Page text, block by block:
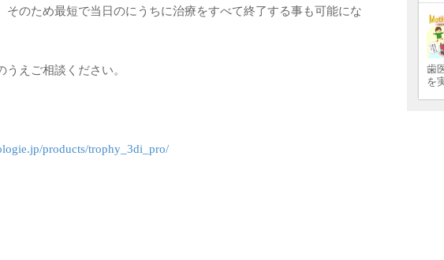
そのため最短で当日のにうちに治療をすべて終了する事も可能にな
うえご相談ください。
products/trophy_3di_pro/
歯
を